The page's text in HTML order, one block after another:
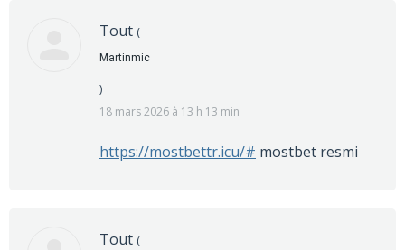
Tout (
Martinmic
)
18 mars 2026 à 13 h 13 min
https://mostbettr.icu/# mostbet resmi
Tout (